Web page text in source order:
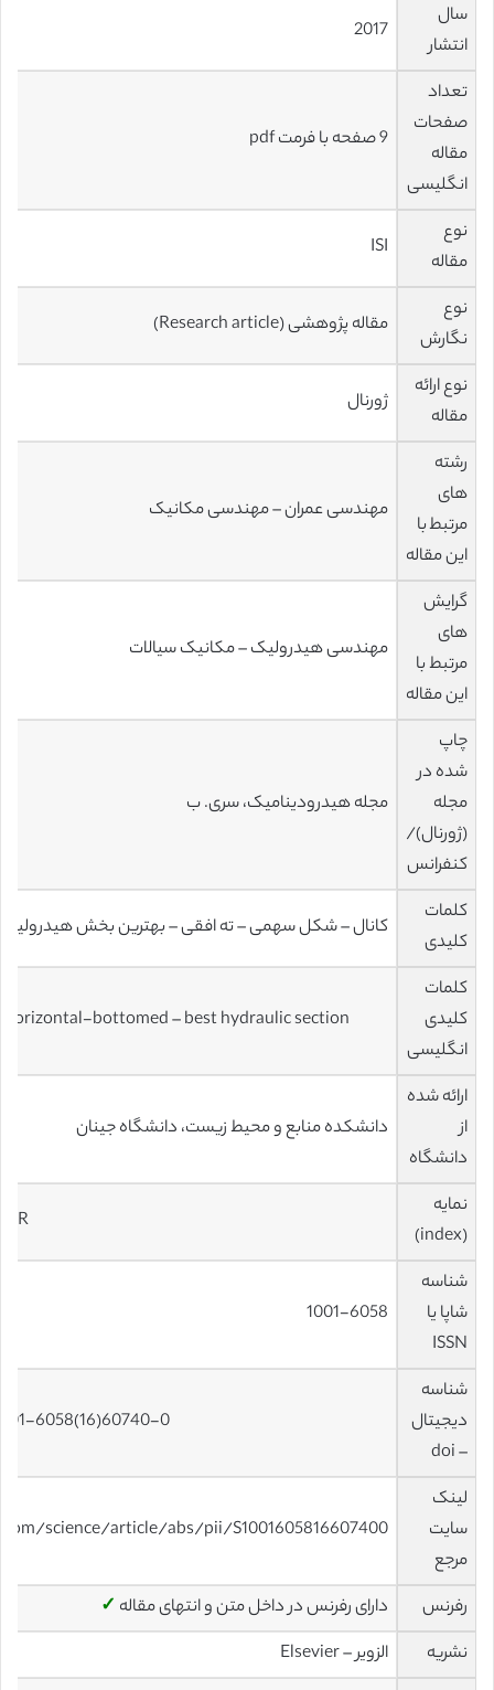
سال
انتشار
2017
تعداد
صفحات
مقاله
انگلیسی
9 صفحه با فرمت pdf
نوع
مقاله
ISI
نوع
نگارش
مقاله پژوهشی (Research article)
نوع ارائه
مقاله
ژورنال
رشته
های
مرتبط با
این مقاله
مهندسی عمران – مهندسی مکانیک
گرایش
های
مرتبط با
این مقاله
مهندسی هیدرولیک – مکانیک سیالات
چاپ
شده در
مجله
(ژورنال)/
کنفرانس
مجله هیدرودینامیک، سری. ب
کلمات
کلیدی
کانال – شکل سهمی – ته افقی – بهترین بخش هیدرولیک
کلمات
کلیدی
انگلیسی
horizontal-bottomed – best hydraulic section
ارائه شده
از
دانشگاه
دانشکده منابع و محیط زیست، دانشگاه جینان
نمایه
(index)
شناسه
شاپا یا
ISSN
1001-6058
شناسه
دیجیتال
– doi
6058(16)60740-0
لینک
سایت
مرجع
science/article/abs/pii/S1001605816607400
رفرنس دارای رفرنس در داخل متن و انتهای مقاله ✓
نشریه
الزویر – Elsevier